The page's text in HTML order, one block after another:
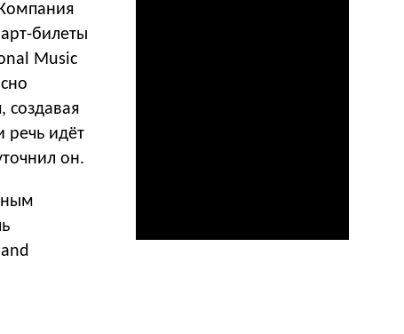
билеты
Music
создавая
речь идёт
он.